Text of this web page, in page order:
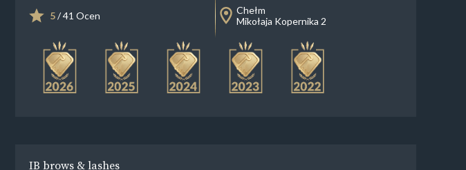
5/ 41 Ocen
Chełm
Mikołaja Kopernika 2
IB brows & lashes